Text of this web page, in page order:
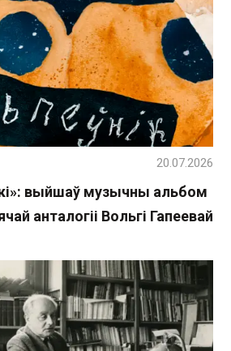
выйшаў музычны альбом
анталогіі Вольгі Гапеевай
20.07.2026